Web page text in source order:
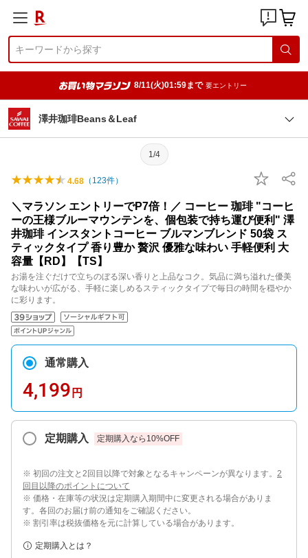
8/11(火)01:59まで 要エントリー
澤井珈琲Beans＆Leaf
1/4
4.68 （ 123件）
＼マラソン エントリーでP7倍！／ コーヒー 珈琲 "コーヒ
ーの王様ブルーマウンテンを、個包装で持ち運び便利" 澤
井珈琲 インスタントコーヒー ブルマンブレンド 50袋 ス
ティックタイプ 香り豊か 贅沢 優雅な味わい 手軽便利 大
容量【RD】【TS】
お湯を注ぐだけで立ちのぼる深い香りと上品なコク。気品に満ち溢れた優美
な味わいが広がる、手軽に楽しめるスティックタイプで毎日の時間を穏やか
に彩ります。
通常購入
4,199 円
定期購入 定期購入なら 10%OFF
※ 初回の注文と2回目以降で対象となるキャンペーンが異なります。 2
回目以降のポイントについて
※ 価格・在庫等の状況は定期購入期間中に変更される場合がありま
す。各回のお届け前の通知をご確認ください。
※ 割引率は税抜価格を元に計算している場合があります。
定期購入とは？